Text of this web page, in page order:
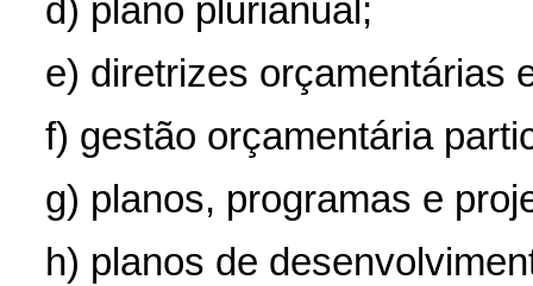
d) plano plurianual;
e) diretrizes orçamentárias
f) gestão orçamentária
g) planos, programas e
h) planos de